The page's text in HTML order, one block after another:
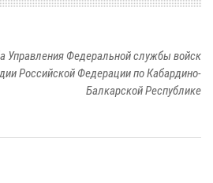
Управления Федеральной службы войск
Российской Федерации по Кабардино-
Балкарской Республике